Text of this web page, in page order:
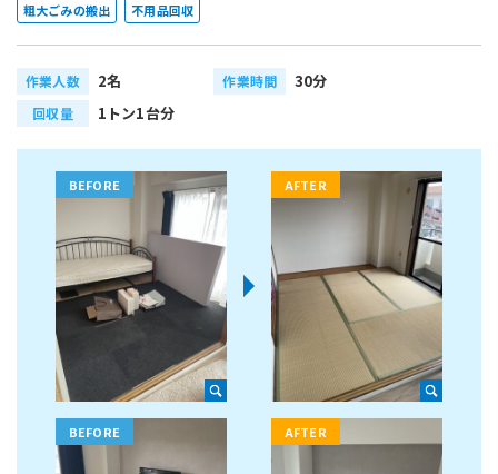
粗大ごみの搬出 不用品回収
作業人数 2名 作業時間 30分
回収量 1トン1台分